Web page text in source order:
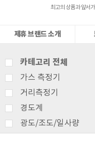
최고의 상품과 앞서
제휴 브랜드 소개
카테고리 전체
가스 측정기
거리측정기
경도계
광도/조도/일사량